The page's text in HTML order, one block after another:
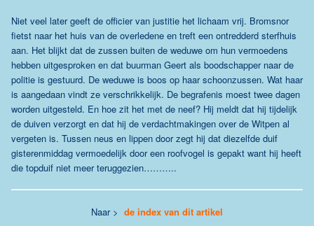
Niet veel later geeft de officier van justitie het lichaam vrij. Bromsnor
fietst naar het huis van de overledene en treft een ontredderd sterfhuis
aan. Het blijkt dat de zussen buiten de weduwe om hun vermoedens
hebben uitgesproken en dat buurman Geert als boodschapper naar de
politie is gestuurd. De weduwe is boos op haar schoonzussen. Wat haar
is aangedaan vindt ze verschrikkelijk. De begrafenis moest twee dagen
worden uitgesteld. En hoe zit het met de neef? Hij meldt dat hij tijdelijk
de duiven verzorgt en dat hij de verdachtmakingen over de Witpen al
vergeten is. Tussen neus en lippen door zegt hij dat diezelfde duif
gisterenmiddag vermoedelijk door een roofvogel is gepakt want hij heeft
die topduif niet meer teruggezien………..
Naar > de index van dit artikel